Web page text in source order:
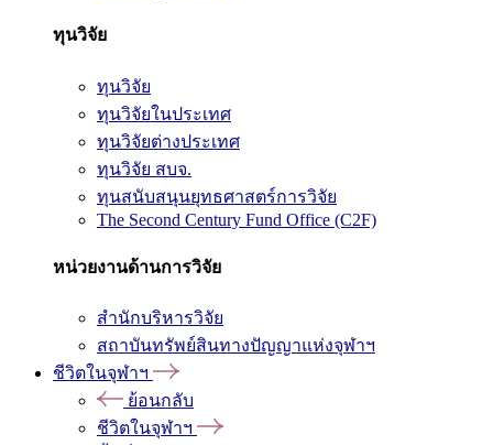
ทุนวิจัย
ทุนวิจัย
ทุนวิจัยในประเทศ
ทุนวิจัยต่างประเทศ
ทุนวิจัย สบจ.
ทุนสนับสนุนยุทธศาสตร์การวิจัย
The Second Century Fund Office (C2F)
หน่วยงานด้านการวิจัย
สำนักบริหารวิจัย
สถาบันทรัพย์สินทางปัญญาแห่งจุฬาฯ
ชีวิตในจุฬาฯ
ย้อนกลับ
ชีวิตในจุฬาฯ